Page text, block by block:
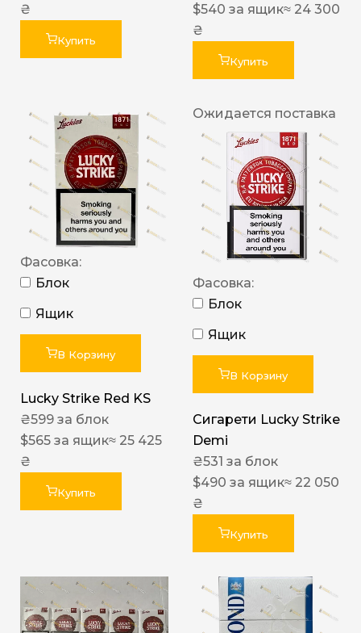
₴
Купить
$540 за ящик≈ 24 300
₴
Купить
Фасовка:
Блок
Ящик
В Корзину
Lucky Strike Red KS
₴599 за блок
$565 за ящик≈ 25 425
₴
Купить
Ожидается поставка
Фасовка:
Блок
Ящик
В Корзину
Сигарети Lucky Strike
Demi
₴531 за блок
$490 за ящик≈ 22 050
₴
Купить